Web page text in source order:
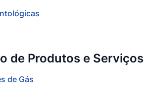
de Produtos e Serviços
de Gás